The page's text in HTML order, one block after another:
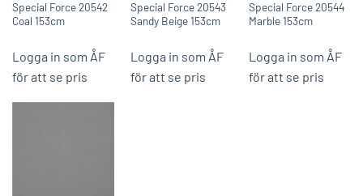
Special Force 20542
Coal 153cm
Logga in som ÅF
för att se pris
Special Force 20543
Sandy Beige 153cm
Logga in som ÅF
för att se pris
Special Force 20544
Marble 153cm
Logga in som ÅF
för att se pris